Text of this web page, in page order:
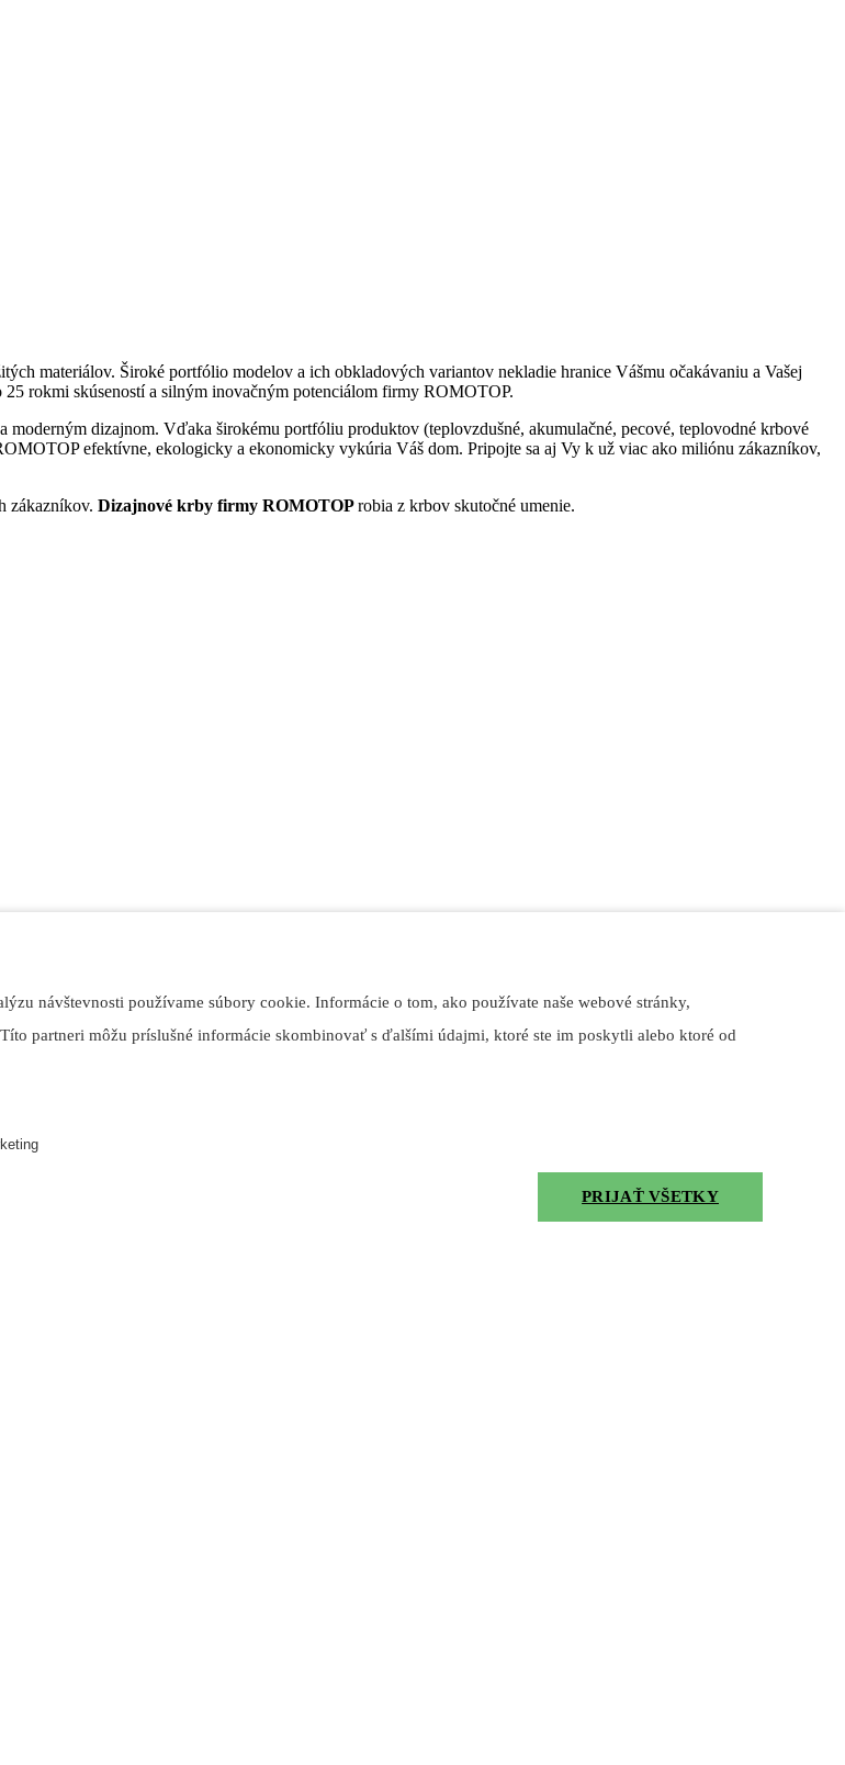
materiálov. Široké portfólio modelov a ich obkladových variantov nekladie hranice Vášmu očakávaniu a Vašej
rokmi skúseností a silným inovačným potenciálom firmy ROMOTOP.
dizajnom. Vďaka širokému portfóliu produktov (teplovzdušné, akumulačné, pecové, teplovodné krbové
efektívne, ekologicky a ekonomicky vykúria Váš dom. Pripojte sa aj Vy k už viac ako miliónu zákazníkov,
zákazníkov. Dizajnové krby firmy ROMOTOProbia z krbov skutočné umenie.
návštevnosti používame súbory cookie. Informácie o tom, ako používate naše webové stránky,
partneri môžu príslušné informácie skombinovať s ďalšími údajmi, ktoré ste im poskytli alebo ktoré od
PRIJAŤ VŠETKY